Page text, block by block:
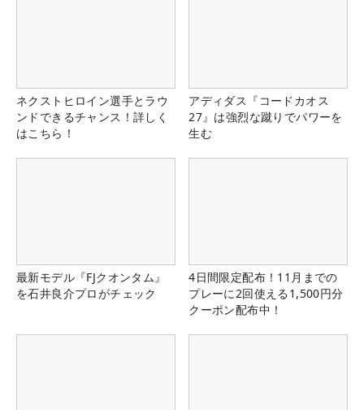
ネクストヒロイン選手とラウ
ンドできるチャンス！詳しく
はこちら！
アディダス『コードカオス
27』は強烈な蹴りでパワーを
生む
最新モデル『FJクオンタム』
を石井良介プロがチェック
4日間限定配布！11月までの
プレーに2回使える1,500円分
クーポン配布中！